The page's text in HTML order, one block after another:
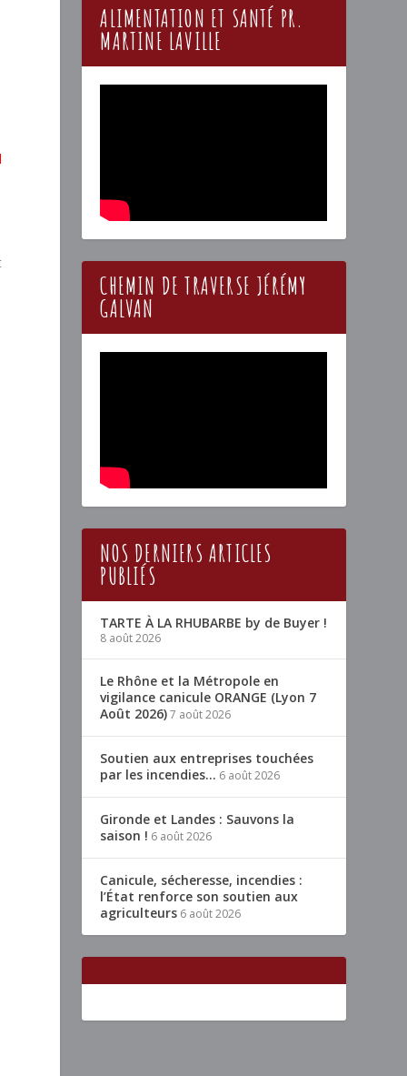
ALIMENTATION ET SANTÉ PR.
MARTINE LAVILLE
CHEMIN DE TRAVERSE JÉRÉMY
GALVAN
NOS DERNIERS ARTICLES
PUBLIÉS
TARTE À LA RHUBARBE by de Buyer !
8 août 2026
Le Rhône et la Métropole en
vigilance canicule ORANGE (Lyon 7
Août 2026)7 août 2026
Soutien aux entreprises touchées
par les incendies… 6 août 2026
Gironde et Landes : Sauvons la
saison ! 6 août 2026
Canicule, sécheresse, incendies :
l’État renforce son soutien aux
agriculteurs 6 août 2026